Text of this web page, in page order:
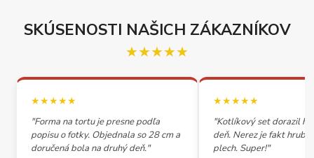
SKÚSENOSTI NAŠICH ZÁKAZNÍKOV
★★★★★
★★★★★
"Forma na tortu je presne podľa
popisu o fotky. Objednala so 28 cm a
doručená bola na druhý deň."
★★★★★
"Kotlíkový set dorazil
deň. Nerez je fakt
plech. Super!"